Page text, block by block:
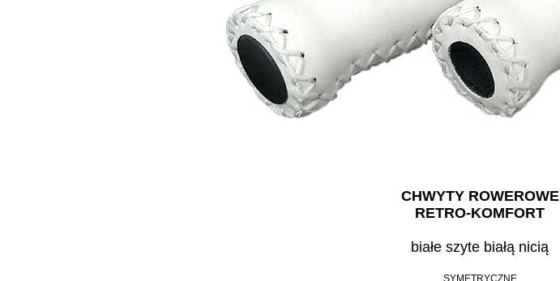
CHWYTY ROWEROWE
RETRO-KOMFORT
białe szyte białą nicią
SYMETRYCZNE